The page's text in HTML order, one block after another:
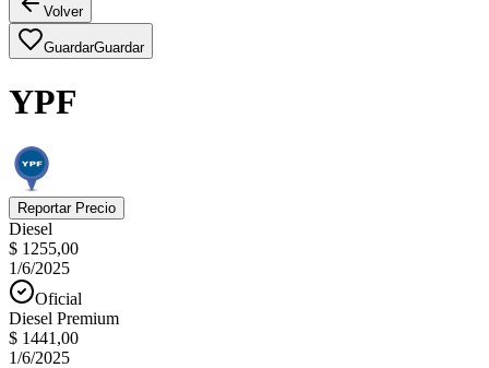
Volver
GuardarGuardar
YPF
Reportar Precio
Diesel
$ 1255,00
1/6/2025
Oficial
Diesel Premium
$ 1441,00
1/6/2025